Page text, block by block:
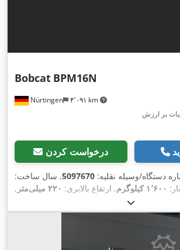
Nürtingen ۴٬۰۹۱ km
Bobcat BPM16N
بر ارزش
درخواست کردن
دستگاه/وسیله نقلیه: 5097670, سال ساخت:
۱٬۶۰۰ کیلوگرم , ارتفاع بالابری: ۲۲۰ میلی‌متر
,
, نوع سوخت:
ارتفاع سازه:۱٬۳۰۰ میلی‌متر , ولتاژ باتری: ۲۵٫۶ V